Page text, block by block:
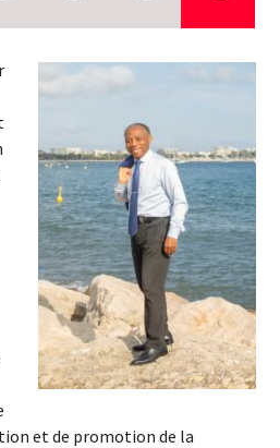
et de promotion de la